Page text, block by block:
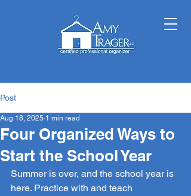
Post
Four Organized Ways to
Start the School Year
Aug 18, 2025 1 min read
Summer is over, and the school year is
here. Practice with and teach